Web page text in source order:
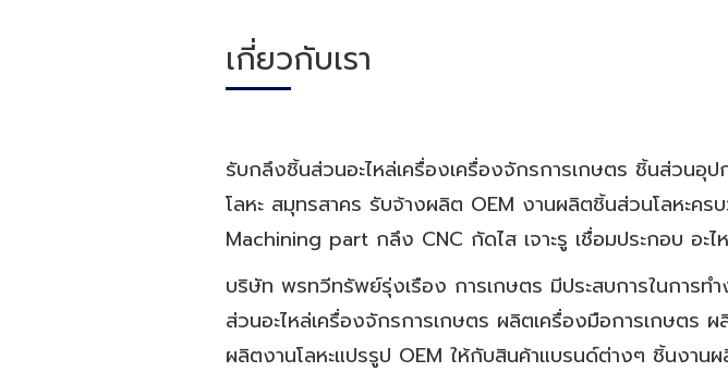
เกี่ยวกับเรา
รับกลึงชิ้นส่วนอะไหล่เครื่องเครื่องจักรการเกษตร ชิ้นส่วน
โลหะ สมุทรสาคร รับจ้างผลิต OEM งานผลิตชิ้นส่วนโลหะค
Machining part กลึง CNC กัดไส เจาะรู เชื่อมประกอบ อะ
บริษัท พรทวีทรัพย์รุ่งเรือง การเกษตร มีประสบการในการทำ
ส่วนอะไหล่เครื่องจักรการเกษตร ผลิตเครื่องมือการเกษต
ผลิตงานโลหะแปรรูป OEM ให้กับสินค้าแบรนด์ต่างๆ ชิ้นงาน